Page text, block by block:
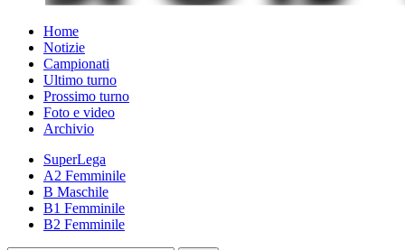
Home
Notizie
Campionati
Ultimo turno
Prossimo turno
Foto e video
Archivio
SuperLega
A2 Femminile
B Maschile
B1 Femminile
B2 Femminile